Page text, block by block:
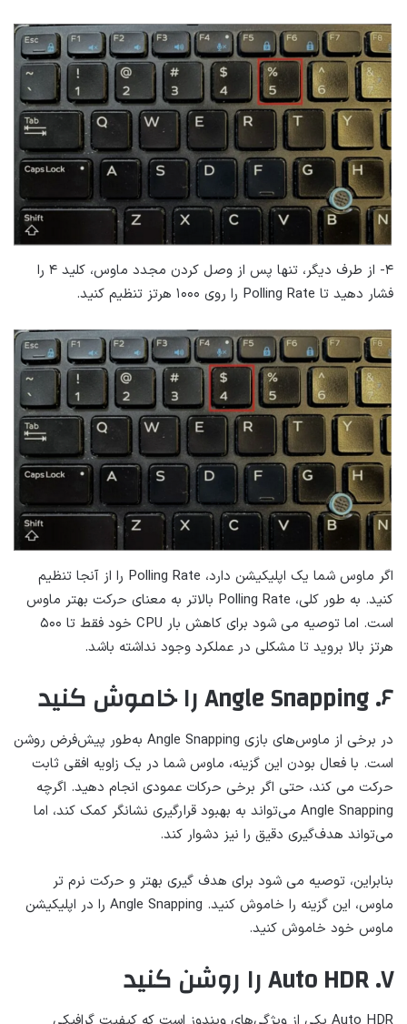
۴- از طرف دیگر، تنها پس از وصل کردن مجدد ماوس، کلید ۴ را
فشار دهید تا Polling Rate را روی ۱۰۰۰ هرتز تنظیم کنید.
اگر ماوس شما یک اپلیکیشن دارد، Polling Rate را از آنجا تنظیم
کنید. به طور کلی، Polling Rate بالاتر به معنای حرکت بهتر ماوس
است. اما توصیه می شود برای کاهش بار CPU خود فقط تا ۵۰۰
هرتز بالا بروید تا مشکلی در عملکرد وجود نداشته باشد.
۶. Angle Snapping را خاموش کنید
در برخی از ماوس‌های بازی Angle Snapping به‌طور پیش‌فرض روشن
است. با فعال بودن این گزینه، ماوس شما در یک زاویه افقی ثابت
حرکت می کند، حتی اگر برخی حرکات عمودی انجام دهید. اگرچه
Angle Snapping می‌تواند به بهبود قرارگیری نشانگر کمک کند، اما
می‌تواند هدف‌گیری دقیق را نیز دشوار کند.
بنابراین، توصیه می شود برای هدف گیری بهتر و حرکت نرم تر
ماوس، این گزینه را خاموش کنید. Angle Snapping را در اپلیکیشن
ماوس خود خاموش کنید.
۷. Auto HDR را روشن کنید